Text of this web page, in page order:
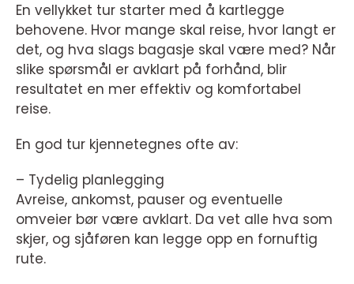
En vellykket tur starter med å kartlegge
behovene. Hvor mange skal reise, hvor langt er
det, og hva slags bagasje skal være med? Når
slike spørsmål er avklart på forhånd, blir
resultatet en mer effektiv og komfortabel
reise.
En god tur kjennetegnes ofte av:
– Tydelig planlegging
Avreise, ankomst, pauser og eventuelle
omveier bør være avklart. Da vet alle hva som
skjer, og sjåføren kan legge opp en fornuftig
rute.